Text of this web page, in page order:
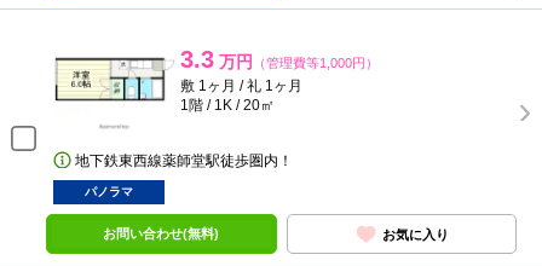
3.3 万円 （管理費等1,000円）
敷 1ヶ月 / 礼 1ヶ月
1階 / 1K / 20㎡
地下鉄東西線薬師堂駅徒歩圏内！
パノラマ
お問い合わせ(無料) お気に入り